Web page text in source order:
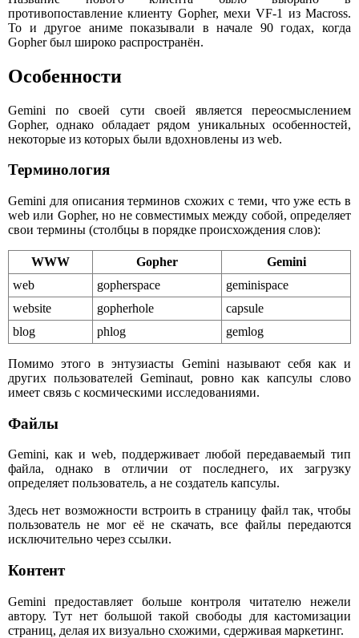
противопоставление клиенту Gopher, мехи VF-1 из Macross.
То и другое аниме показывали в начале 90 годах, когда
Gopher был широко распространён.
Особенности
Gemini по своей сути своей является переосмыслением
Gopher, однако обладает рядом уникальных особенностей,
некоторые из которых были вдохновлены из web.
Терминология
Gemini для описания терминов схожих с теми, что уже есть в
web или Gopher, но не совместимых между собой, определяет
свои термины (столбцы в порядке происхождения слов):
WWW Gopher
Gemini
web
gopherspace
geminispace
website
gopherhole
capsule
blog
phlog gemlog
Помимо этого в энтузиасты Gemini называют себя как и
других пользователей Geminaut, ровно как капсулы слово
имеет связь с космическими исследованиями.
Файлы
Gemini, как и web, поддерживает любой передаваемый тип
файла, однако в отличии от последнего, их загрузку
определяет пользователь, а не создатель капсулы.
Здесь нет возможности встроить в страницу файл так, чтобы
пользователь не мог её не скачать, все файлы передаются
исключительно через ссылки.
Контент
Gemini предоставляет больше контроля читателю нежели
автору. Тут нет большой такой свободы для кастомизации
страниц, делая их визуально схожими, сдерживая маркетинг.